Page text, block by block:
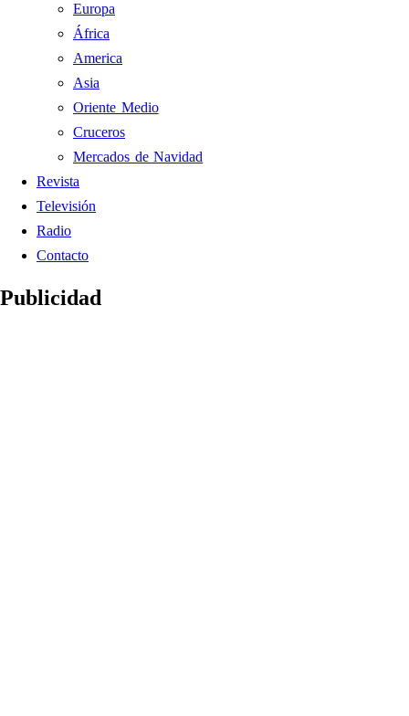
Europa
África
America
Asia
Oriente Medio
Cruceros
Mercados de Navidad
Revista
Televisión
Radio
Contacto
Publicidad